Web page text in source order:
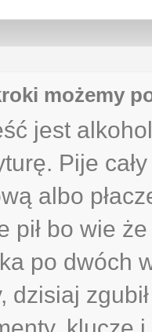
możemy
jest
Pije
albo
pił bo wie
po dwóch
dzisiaj